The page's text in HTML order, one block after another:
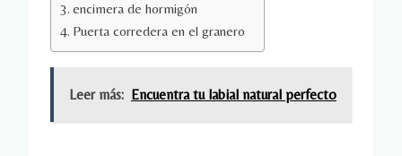
encimera de hormigón
Puerta corredera en el granero
Leer más: Encuentra tu labial natural perfecto